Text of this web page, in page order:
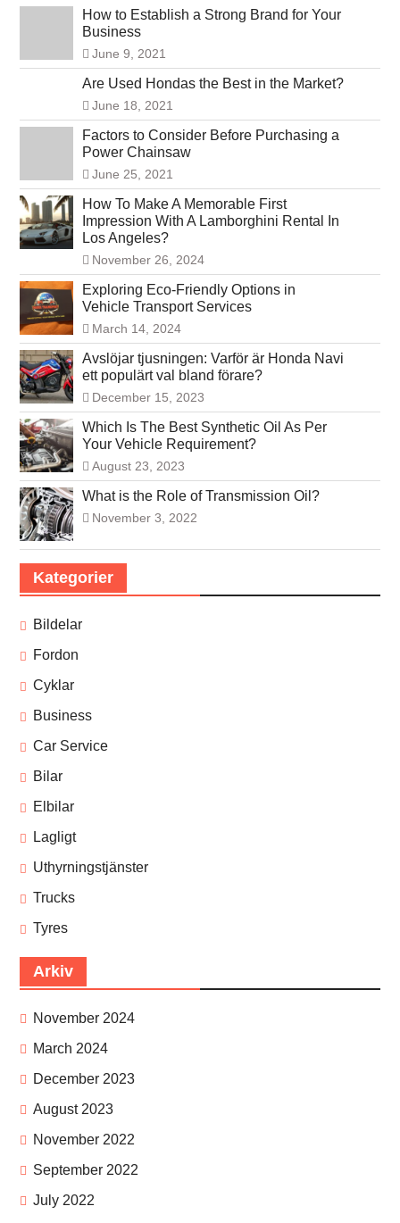
How to Establish a Strong Brand for Your
Business
June 9, 2021
Are Used Hondas the Best in the Market?
June 18, 2021
Factors to Consider Before Purchasing a
Power Chainsaw
June 25, 2021
How To Make A Memorable First
Impression With A Lamborghini Rental In
Los Angeles?
November 26, 2024
Exploring Eco-Friendly Options in
Vehicle Transport Services
March 14, 2024
Avslöjar tjusningen: Varför är Honda Navi
ett populärt val bland förare?
December 15, 2023
Which Is The Best Synthetic Oil As Per
Your Vehicle Requirement?
August 23, 2023
What is the Role of Transmission Oil?
November 3, 2022
Kategorier
Bildelar
Fordon
Cyklar
Business
Car Service
Bilar
Elbilar
Lagligt
Uthyrningstjänster
Trucks
Tyres
Arkiv
November 2024
March 2024
December 2023
August 2023
November 2022
September 2022
July 2022